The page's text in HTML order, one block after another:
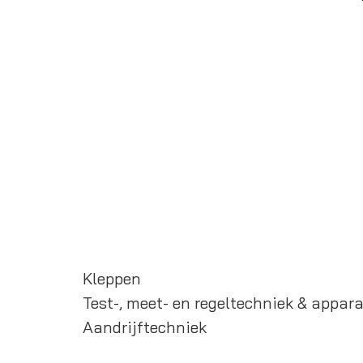
Kleppen
Test-, meet- en regeltechniek &
Aandrijftechniek